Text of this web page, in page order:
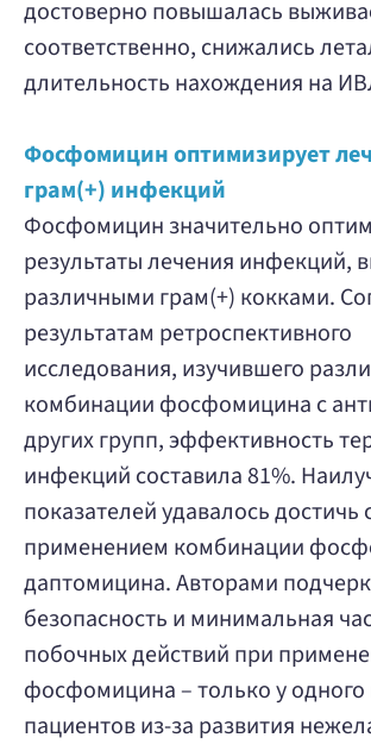
достоверно повышалась
соответственно, снижались
длительность нахождения на
Фосфомицин оптимизирует
грам(+) инфекций
Фосфомицин значительно
результаты лечения инфекций,
различными грам(+) кокками.
результатам ретроспективного
исследования, изучившего
комбинации фосфомицина с
других групп, эффективность
инфекций составила 81%.
показателей удавалось достичь
применением комбинации
даптомицина. Авторами
безопасность и минимальная
побочных действий при
фосфомицина – только у одного
пациентов из-за развития